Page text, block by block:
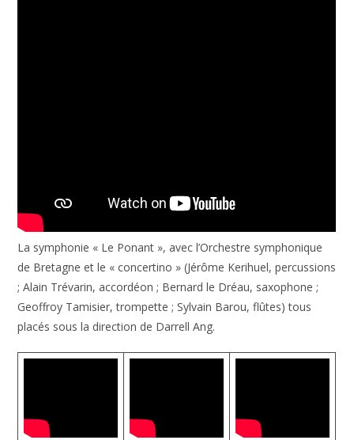
La symphonie « Le Ponant », avec l’Orchestre symphonique
de Bretagne et le « concertino » (Jérôme Kerihuel, percussions
; Alain Trévarin, accordéon ; Bernard le Dréau, saxophone ;
Geoffroy Tamisier, trompette ; Sylvain Barou, flûtes) tous
placés sous la direction de Darrell Ang.